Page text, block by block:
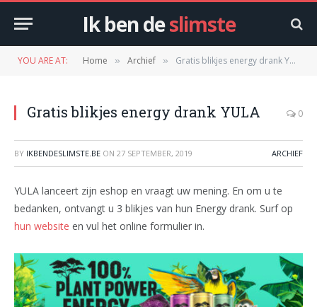
Ik ben deslimste
YOU ARE AT: Home » Archief » Gratis blikjes energy drank YULA
Gratis blikjes energy drank YULA 0
BY IKBENDESLIMSTE.BE ON 27 SEPTEMBER, 2019 ARCHIEF
YULA lanceert zijn eshop en vraagt uw mening. En om u te
bedanken, ontvangt u 3 blikjes van hun Energy drank. Surf op
hun website en vul het online formulier in.